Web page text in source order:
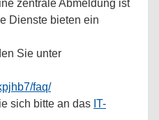
zentrale Abmeldung ist
Dienste bieten ein
Sie unter
faq/
sich bitte an das IT-